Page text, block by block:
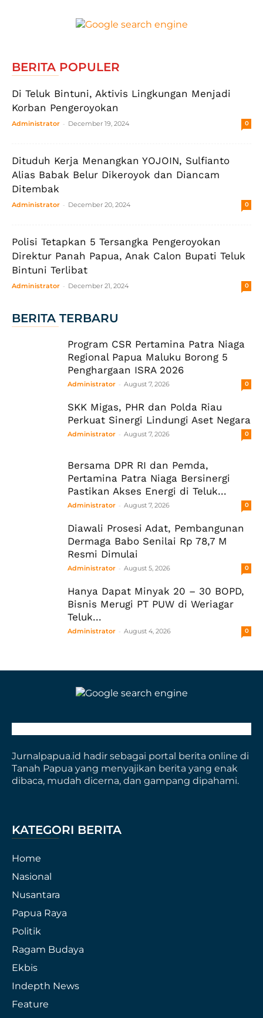
BERITA POPULER
Di Teluk Bintuni, Aktivis Lingkungan Menjadi
Korban Pengeroyokan
Administrator - December 19, 2024 0
Dituduh Kerja Menangkan YOJOIN, Sulfianto
Alias Babak Belur Dikeroyok dan Diancam
Ditembak
Administrator - December 20, 2024 0
Polisi Tetapkan 5 Tersangka Pengeroyokan
Direktur Panah Papua, Anak Calon Bupati Teluk
Bintuni Terlibat
Administrator - December 21, 2024 0
BERITA TERBARU
Program CSR Pertamina Patra Niaga
Regional Papua Maluku Borong 5
Penghargaan ISRA 2026
Administrator - August 7, 2026 0
SKK Migas, PHR dan Polda Riau
Perkuat Sinergi Lindungi Aset Negara
Administrator - August 7, 2026 0
Bersama DPR RI dan Pemda,
Pertamina Patra Niaga Bersinergi
Pastikan Akses Energi di Teluk...
Administrator - August 7, 2026 0
Diawali Prosesi Adat, Pembangunan
Dermaga Babo Senilai Rp 78,7 M
Resmi Dimulai
Administrator - August 5, 2026 0
Hanya Dapat Minyak 20 – 30 BOPD,
Bisnis Merugi PT PUW di Weriagar
Teluk...
Administrator - August 4, 2026 0
Jurnalpapua.id hadir sebagai portal berita online di
Tanah Papua yang menyajikan berita yang enak
dibaca, mudah dicerna, dan gampang dipahami.
KATEGORI BERITA
Home
Nasional
Nusantara
Papua Raya
Politik
Ragam Budaya
Ekbis
Indepth News
Feature